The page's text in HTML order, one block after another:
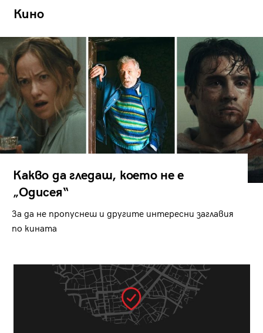
Кино
Какво да гледаш, което не е
„Одисея“
За да не пропуснеш и другите интересни заглавия
по кината